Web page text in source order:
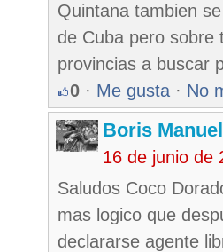
Quintana tambien
de Cuba pero sobre
provincias a buscar
0 · Me gusta · No
Boris
16 de junio de
Saludos Coco
mas logico que
declararse agente